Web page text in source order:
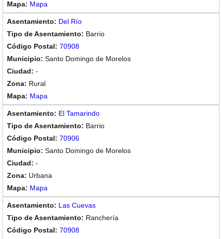
Mapa
Del Río
Barrio
70908
Santo Domingo de Morelos
-
Rural
Mapa
El Tamarindo
Barrio
70906
Santo Domingo de Morelos
-
Urbana
Mapa
Las Cuevas
Ranchería
70908